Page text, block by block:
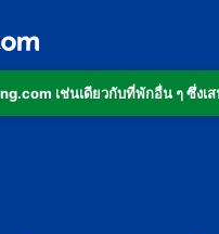
เช่นเดียวกับที่พักอื่น ๆ ซึ่งเ